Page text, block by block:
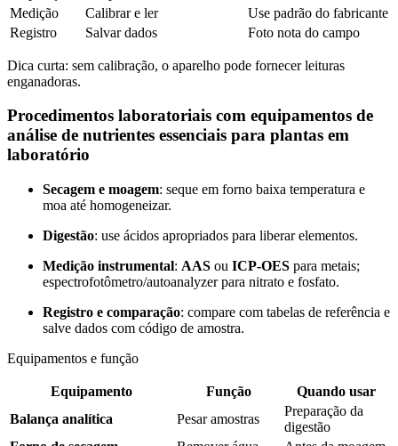
Medição
Calibrar e ler
Use padrão do fabricante
Registro
Salvar dados Foto nota do campo
Dica curta: sem calibração, o aparelho pode fornecer leituras
enganadoras.
Procedimentos laboratoriais com equipamentos de
análise de nutrientes essenciais para plantas em
laboratório
Secagem e moagem: seque em forno baixa temperatura e
moa até homogeneizar.
Digestão: use ácidos apropriados para liberar elementos.
Medição instrumental: AAS ou ICP-OES para metais;
espectrofotômetro/autoanalyzer para nitrato e fosfato.
Registro e comparação: compare com tabelas de referência e
salve dados com código de amostra.
Equipamentos e função
Equipamento Função
Quando usar
Balança analítica
Pesar amostras
Preparação da
digestão